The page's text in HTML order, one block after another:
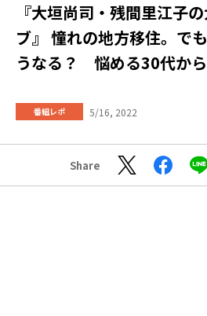
『大垣尚司・残間里江子
ブ』 憧れの地方移住。で
うなる？ 悩める30代か
番組レポ 5/16, 2022
Share